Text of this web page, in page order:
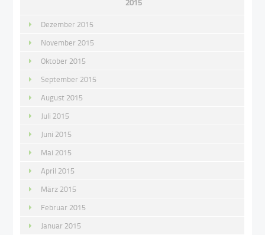
2015
Dezember 2015
November 2015
Oktober 2015
September 2015
August 2015
Juli 2015
Juni 2015
Mai 2015
April 2015
März 2015
Februar 2015
Januar 2015